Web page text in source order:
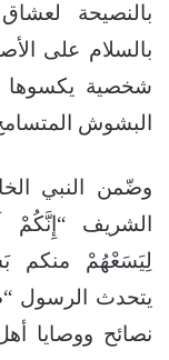
بالنصيحة
بالسلام على
شخصية يكسوها
البشوش
وضّمن النبي
الشريف “إِنَّكُمْ
لِيَسَعْهُمْ منكم
يتحدث الرسول
نصائح ووصايا